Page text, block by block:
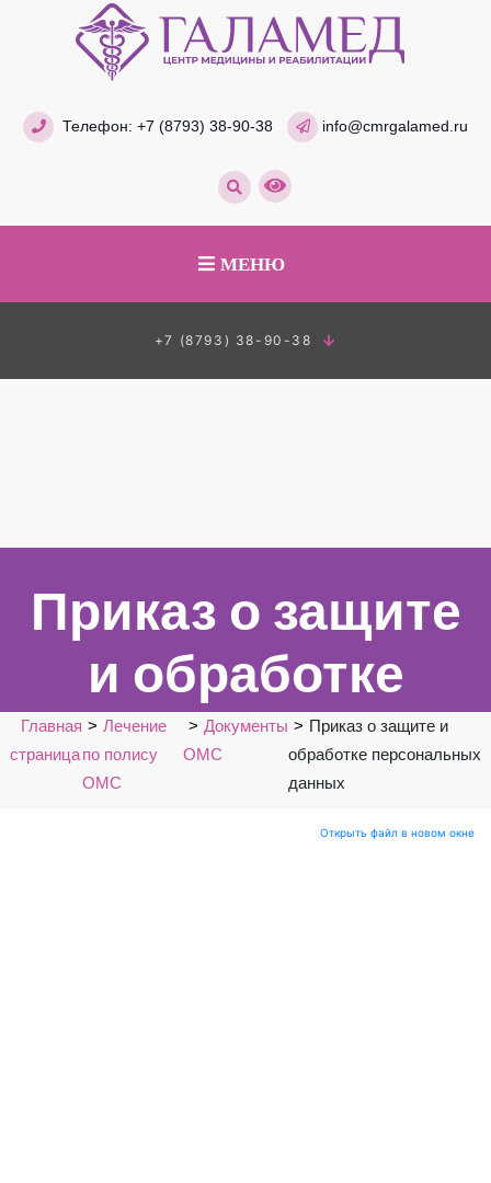
Телефон: +7 (8793) 38-90-38 info@cmrgalamed.ru
МЕНЮ
+7 (8793) 38-90-38
Приказ о защите
и обработке
персональных
данных
Главная
страница
Лечение
по полису
ОМС
Документы
ОМС
Приказ о защите и
обработке персональных
данных
Открыть файл в новом окне